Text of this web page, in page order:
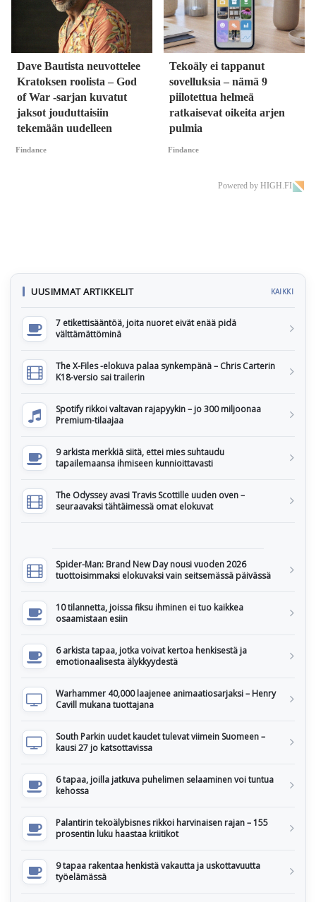
Dave Bautista neuvottelee
Kratoksen roolista – God
of War -sarjan kuvatut
jaksot jouduttaisiin
tekemään uudelleen
Findance
Tekoäly ei tappanut
sovelluksia – nämä 9
piilotettua helmeä
ratkaisevat oikeita arjen
pulmia
Findance
Powered by HIGH.FI
UUSIMMAT ARTIKKELIT KAIKKI
7 etikettisääntöä, joita nuoret eivät enää pidä
välttämättöminä
The X-Files -elokuva palaa synkempänä – Chris Carterin
K18-versio sai trailerin
Spotify rikkoi valtavan rajapyykin – jo 300 miljoonaa
Premium-tilaajaa
9 arkista merkkiä siitä, ettei mies suhtaudu
tapailemaansa ihmiseen kunnioittavasti
The Odyssey avasi Travis Scottille uuden oven –
seuraavaksi tähtäimessä omat elokuvat
Spider-Man: Brand New Day nousi vuoden 2026
tuottoisimmaksi elokuvaksi vain seitsemässä päivässä
10 tilannetta, joissa fiksu ihminen ei tuo kaikkea
osaamistaan esiin
6 arkista tapaa, jotka voivat kertoa henkisestä ja
emotionaalisesta älykkyydestä
Warhammer 40,000 laajenee animaatiosarjaksi – Henry
Cavill mukana tuottajana
South Parkin uudet kaudet tulevat viimein Suomeen –
kausi 27 jo katsottavissa
6 tapaa, joilla jatkuva puhelimen selaaminen voi tuntua
kehossa
Palantirin tekoälybisnes rikkoi harvinaisen rajan – 155
prosentin luku haastaa kriitikot
9 tapaa rakentaa henkistä vakautta ja uskottavuutta
työelämässä